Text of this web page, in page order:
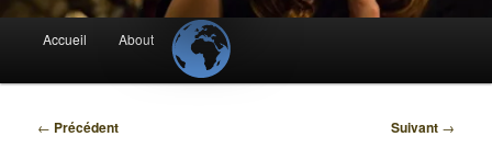
principal
Accueil About
Navigation
← Précédent Suivant →